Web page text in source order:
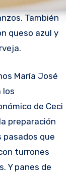
También
queso azul y
María José
los
de Ceci
preparación
que
turrones
Y panes de